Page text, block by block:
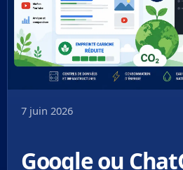
7 juin 2026
Google ou